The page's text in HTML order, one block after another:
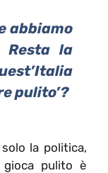
abbiamo
la
pulito’?
la politica,
pulito è